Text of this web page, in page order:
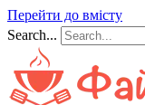
Перейти до вмісту
Search...